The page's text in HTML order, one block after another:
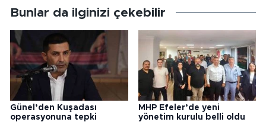
Bunlar da ilginizi çekebilir
Günel’den Kuşadası
operasyonuna tepki
MHP Efeler’de yeni
yönetim kurulu belli oldu